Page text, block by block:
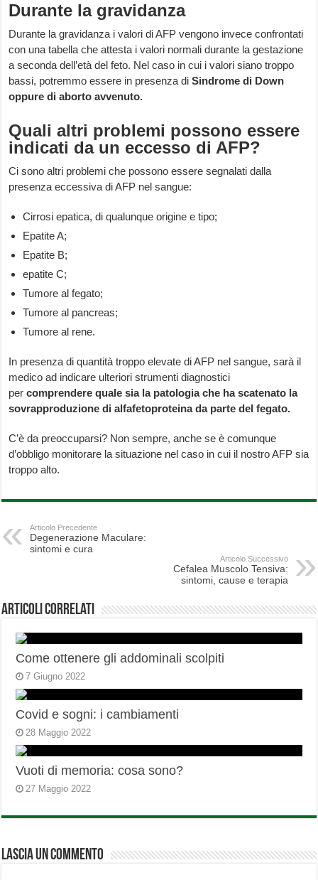
Durante la gravidanza
Durante la gravidanza i valori di AFP vengono invece confrontati
con una tabella che attesta i valori normali durante la gestazione
a seconda dell’età del feto. Nel caso in cui i valori siano troppo
bassi, potremmo essere in presenza diSindrome di Down
oppure di aborto avvenuto.
Quali altri problemi possono essere
indicati da un eccesso di AFP?
Ci sono altri problemi che possono essere segnalati dalla
presenza eccessiva di AFP nel sangue:
Cirrosi epatica, di qualunque origine e tipo;
Epatite A;
Epatite B;
epatite C;
Tumore al fegato;
Tumore al pancreas;
Tumore al rene.
In presenza di quantità troppo elevate di AFP nel sangue, sarà il
medico ad indicare ulteriori strumenti diagnostici
percomprendere quale sia la patologia che ha scatenato la
sovrapproduzione di alfafetoproteina da parte del fegato.
C’è da preoccuparsi? Non sempre, anche se è comunque
d’obbligo monitorare la situazione nel caso in cui il nostro AFP sia
troppo alto.
Articolo Precedente
Degenerazione Maculare:
sintomi e cura
Articolo Successivo
Cefalea Muscolo Tensiva:
sintomi, cause e terapia
Articoli correlati
Come ottenere gli addominali scolpiti
7 Giugno 2022
Covid e sogni: i cambiamenti
28 Maggio 2022
Vuoti di memoria: cosa sono?
27 Maggio 2022
Lascia un commento